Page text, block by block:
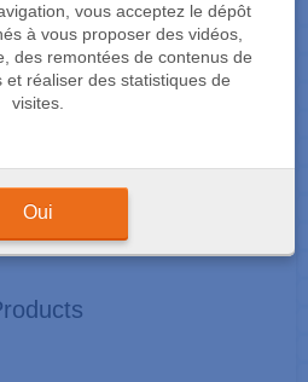
vous acceptez le dépôt
à vous proposer des vidéos,
des remontées de contenus de
et réaliser des statistiques de
visites.
Oui- Bracket +